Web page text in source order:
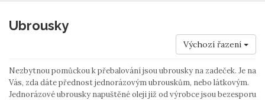
Ubrousky
Výchozí řazení
Nezbytnou pomůckou k přebalování jsou ubrousky na zadeček. Je na
Vás, zda dáte přednost jednorázovým ubrouskům, nebo látkovým.
Jednorázové ubrousky napuštěné oleji již od výrobce jsou bezesporu